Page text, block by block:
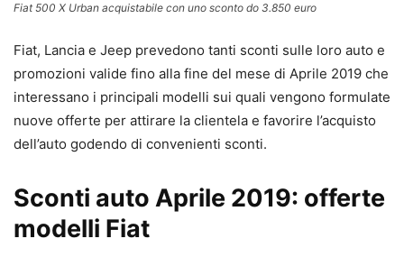
Fiat 500 X Urban acquistabile con uno sconto do 3.850 euro
Fiat, Lancia e Jeep prevedono tanti sconti sulle loro auto e
promozioni valide fino alla fine del mese di Aprile 2019 che
interessano i principali modelli sui quali vengono formulate
nuove offerte per attirare la clientela e favorire l’acquisto
dell’auto godendo di convenienti sconti.
Sconti auto Aprile 2019: offerte
modelli Fiat